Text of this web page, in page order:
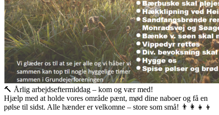
🔨 Årlig arbejdseftermiddag – kom og vær med!
Hjælp med at holde vores område pænt, mød dine naboer og få en
pølse til sidst. Alle hænder er velkomne – store som små! 👨‍👩‍👧‍👦